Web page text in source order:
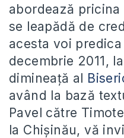
abordează
se leapădă de
acesta voi
decembrie 2011,
dimineaţă al
având la bază
Pavel către
la Chişinău, vă